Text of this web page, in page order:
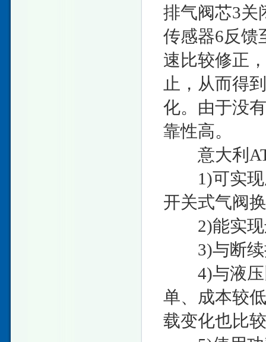
排气阀芯3关
传感器6反馈
速比较修正
止，从而得
化。由于没
靠性高。
意大利
1)可实现
开关式气阀
2)能实现
3)与断续
4)与液压
单、成本较
载变化也比